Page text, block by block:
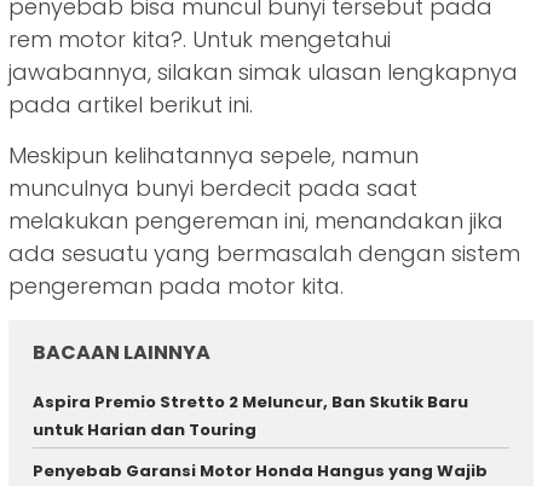
penyebab bisa muncul bunyi tersebut pada
rem motor kita?. Untuk mengetahui
jawabannya, silakan simak ulasan lengkapnya
pada artikel berikut ini.
Meskipun kelihatannya sepele, namun
munculnya bunyi berdecit pada saat
melakukan pengereman ini, menandakan jika
ada sesuatu yang bermasalah dengan sistem
pengereman pada motor kita.
BACAAN LAINNYA
Aspira Premio Stretto 2 Meluncur, Ban Skutik Baru
untuk Harian dan Touring
Penyebab Garansi Motor Honda Hangus yang Wajib